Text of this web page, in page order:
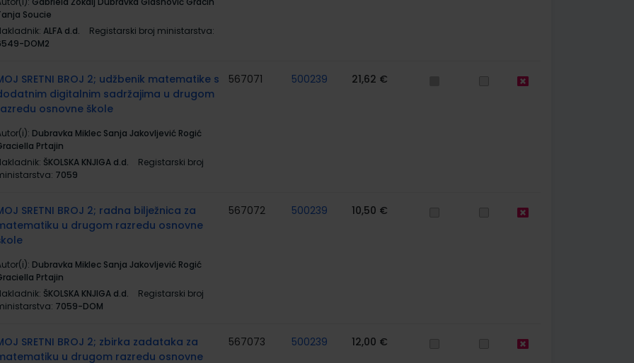
Soucie
ALFA d.d.
Registarski broj ministarstva:
DOM2
SRETNI BROJ 2; udžbenik matematike s
digitalnim sadržajima u drugom
osnovne škole
Dubravka Miklec Sanja Jakovljević Rogić
Prtajin
ŠKOLSKA KNJIGA d.d.
Registarski broj
7059
567071 500239 21,62 €
SRETNI BROJ 2; radna bilježnica za
u drugom razredu osnovne
Dubravka Miklec Sanja Jakovljević Rogić
Prtajin
ŠKOLSKA KNJIGA d.d.
Registarski broj
7059-DOM
567072 500239 10,50 €
SRETNI BROJ 2; zbirka zadataka za
u drugom razredu osnovne
567073 500239 12,00 €